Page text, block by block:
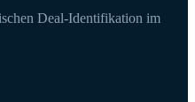
Deal-Identifikation im